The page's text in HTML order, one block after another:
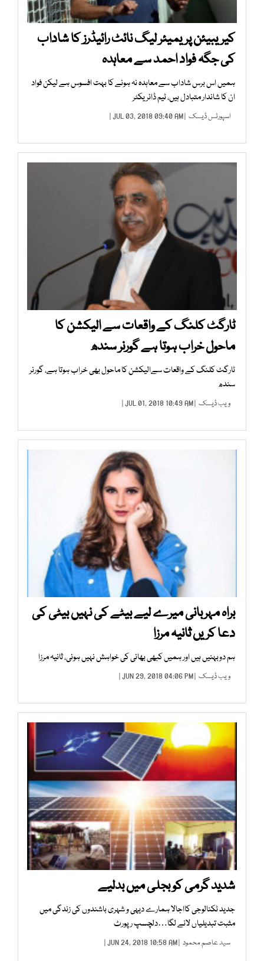
کیریبیئن پریمیئر لیگ نائٹ رائیڈرز کا شاداب
کی جگہ فواد احمد سے معاہدہ
ہمیں اس برس شاداب سے معاہدہ نہ ہونے کا بہت افسوس ہے لیکن فواد
ان کا شاندار متبادل ہیں، ٹیم ڈائریکٹر
اسپورٹس ڈیسک
ٹارگٹ کلنگ کے واقعات سے الیکشن کا
ماحول خراب ہوتا ہے گورنر سندھ
ٹارگٹ کلنگ کے واقعات سےالیکشن کا ماحول بھی خراب ہوتا ہے، گورنر
سندھ
ویب ڈیسک
براہ مہربانی میرے لیے بیٹے کی نہیں بیٹی کی
دعا کریں ثانیہ مرزا
ہم دوبہنیں ہیں اور ہمیں کبھی بھائی کی خواہش نہیں ہوئی، ثانیہ مرزا
ویب ڈیسک
شدید گرمی کو بجلی میں بدلیے
جدید ٹکنالوجی کااجالا ہمارے دیہی و شہری باشندوں کی زندگی میں
مثبت تبدیلیاں لانے لگا…دلچسپ رپورٹ
سید عاصم محمود